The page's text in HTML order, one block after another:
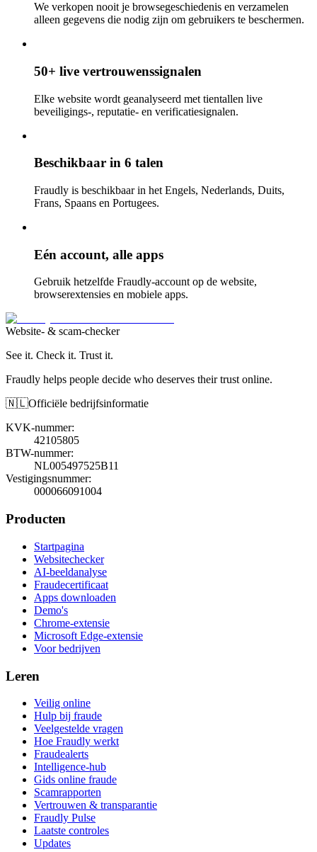
We verkopen nooit je browsegeschiedenis en verzamelen
alleen gegevens die nodig zijn om gebruikers te beschermen.
50+ live vertrouwenssignalen
Elke website wordt geanalyseerd met tientallen live
beveiligings-, reputatie- en verificatiesignalen.
Beschikbaar in 6 talen
Fraudly is beschikbaar in het Engels, Nederlands, Duits,
Frans, Spaans en Portugees.
Eén account, alle apps
Gebruik hetzelfde Fraudly-account op de website,
browserextensies en mobiele apps.
Website- & scam-checker
See it. Check it. Trust it.
Fraudly helps people decide who deserves their trust online.
🇳🇱Officiële bedrijfsinformatie
KVK-nummer:
42105805
BTW-nummer:
NL005497525B11
Vestigingsnummer:
000066091004
Producten
Startpagina
Websitechecker
AI-beeldanalyse
Fraudecertificaat
Apps downloaden
Demo's
Chrome-extensie
Microsoft Edge-extensie
Voor bedrijven
Leren
Veilig online
Hulp bij fraude
Veelgestelde vragen
Hoe Fraudly werkt
Fraudealerts
Intelligence-hub
Gids online fraude
Scamrapporten
Vertrouwen & transparantie
Fraudly Pulse
Laatste controles
Updates